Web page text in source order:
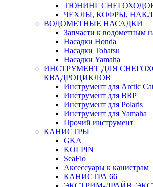
ТЮНИНГ
ЧЕХЛЫ, КОФРЫ,
ВОДОМЕТНЫЕ НАСАДКИ
Запчасти к водометным
Насадки Honda
Насадки Tohatsu
Насадки Yamaha
ИНСТРУМЕНТ ДЛЯ
КВАДРОЦИКЛОВ
Инструмент для Arctic
Инструмент для BRP
Инструмент для Polaris
Инструмент для Yamaha
Прочий инструмент
КАНИСТРЫ
GKA
KOLPIN
SeaFlo
Аксессуары к канистрам
КАНИСТРА 66
ЭКСТРИМ-ДРАЙВ,